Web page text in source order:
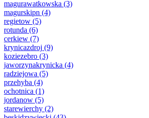
magurawatkowska (3)
magurskipn (4)
regietow (5)
rotunda (6)
cerkiew (7)
krynicazdroj (9)
koziezebro (3)
jaworzynakrynicka (4)
radziejowa (5)
przehyba (4)
ochotnica (1)
jordanow (5)
starewierchy (2)